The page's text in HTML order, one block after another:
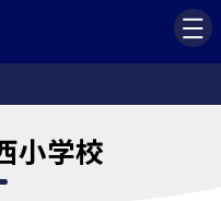
小学校